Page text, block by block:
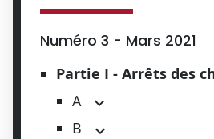
Numéro 3 - Mars 2021
Partie I - Arrêts des
A
B